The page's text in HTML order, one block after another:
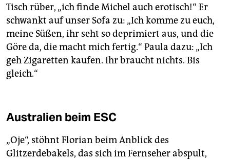
Tisch rüber, „ich finde Michel auch erotisch!“ Er
schwankt auf unser Sofa zu: „Ich komme zu euch,
meine Süßen, ihr seht so deprimiert aus, und die
Göre da, die macht mich fertig.“ Paula dazu: „Ich
geh Zigaretten kaufen. Ihr braucht nichts. Bis
gleich.“
Australien beim ESC
„Oje“, stöhnt Florian beim Anblick des
Glitzerdebakels, das sich im Fernseher abspult,